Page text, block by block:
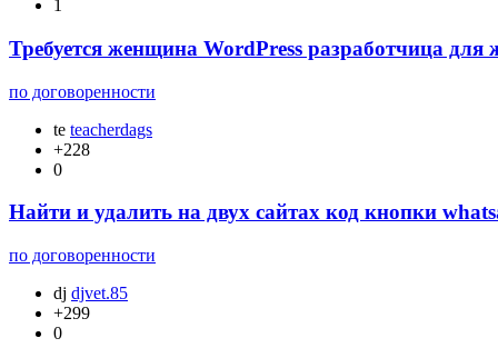
1
Требуется женщина WordPress разработчица для
по договоренности
te teacherdags
+228
0
Найти и удалить на двух сайтах код кнопки
по договоренности
dj djvet.85
+299
0